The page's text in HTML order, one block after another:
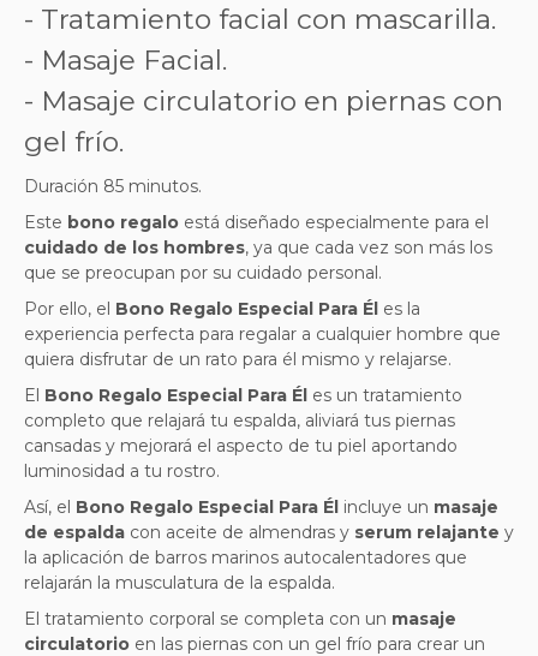
- Tratamiento facial con mascarilla.
- Masaje Facial.
- Masaje circulatorio en piernas con
gel frío.
Duración 85 minutos.
Este bono regalo está diseñado especialmente para el
cuidado de los hombres, ya que cada vez son más los
que se preocupan por su cuidado personal.
Por ello, el Bono Regalo Especial Para Él es la
experiencia perfecta para regalar a cualquier hombre que
quiera disfrutar de un rato para él mismo y relajarse.
El Bono Regalo Especial Para Él es un tratamiento
completo que relajará tu espalda, aliviará tus piernas
cansadas y mejorará el aspecto de tu piel aportando
luminosidad a tu rostro.
Así, el Bono Regalo Especial Para Él incluye un masaje
de espalda con aceite de almendras y serum relajante y
la aplicación de barros marinos autocalentadores que
relajarán la musculatura de la espalda.
El tratamiento corporal se completa con un masaje
circulatorio en las piernas con un gel frío para crear un